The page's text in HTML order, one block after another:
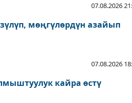
07.08.2026
мөңгүлөрдүн азайып
07.08.2026
кайра өстү